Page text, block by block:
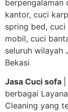
berpengalaman
kantor, cuci
spring bed,
mobil, cuci
seluruh wilayah
Bekasi
Jasa Cuci sofa
berbagai
Cleaning yang